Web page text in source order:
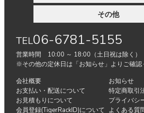
その他
TEL06-6781-5155
営業時間 10:00 ～ 18:00（土日祝は除く）
※その他の定休日は「お知らせ」よりご確認
会社概要
お支払い・配送について
お見積もりについて
会員登録(TigerRackID)について
お知らせ
特定商取引
プライバシ
よくある質